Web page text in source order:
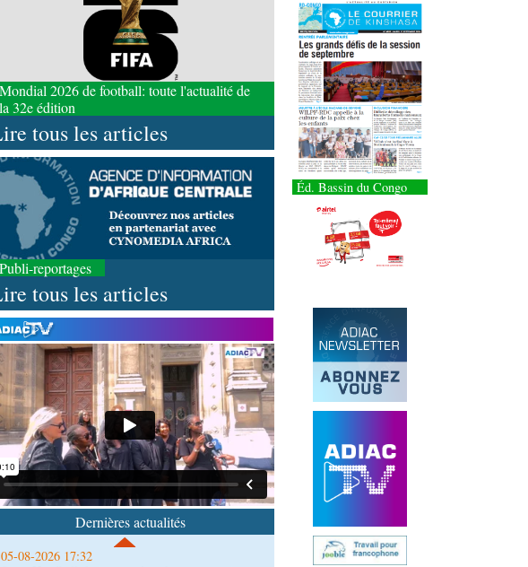
Mondial 2026 de football: toute l'actualité de
la 32e édition
tous les articles
Publi-reportages
tous les articles
Dernières actualités
05-08-2026 22:10
ÉconomieEconomie : un accord signé à Pointe-
Noire pour la valorisation des produits forestiers
non ligneux
05-08-2026 17:32
05-08-2026 13:10
Éd. Bassin du Congo